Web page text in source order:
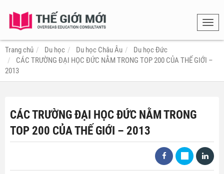
Trang chủ
Du học Du học Châu Âu
Du học Đức
CÁC TRƯỜNG ĐẠI HỌC ĐỨC NẰM TRONG TOP 200 CỦA THẾ GIỚI –
2013
CÁC TRƯỜNG ĐẠI HỌC ĐỨC NẰM TRONG
TOP 200 CỦA THẾ GIỚI – 2013